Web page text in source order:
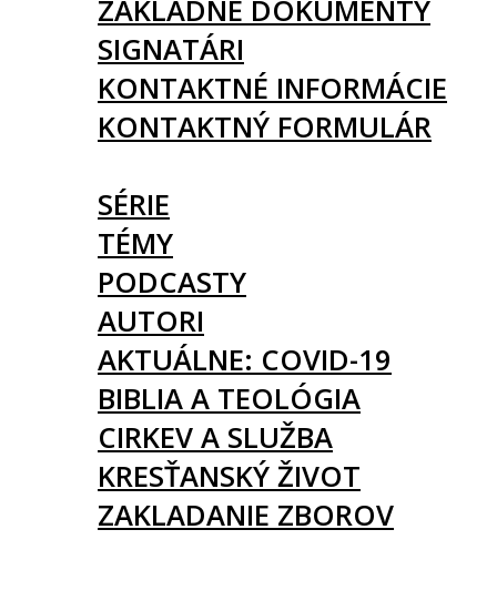
ZÁKLADNÉ DOKUMENTY
SIGNATÁRI
KONTAKTNÉ INFORMÁCIE
KONTAKTNÝ FORMULÁR
SÉRIE
TÉMY
PODCASTY
AUTORI
AKTUÁLNE: COVID-19
BIBLIA A TEOLÓGIA
CIRKEV A SLUŽBA
KRESŤANSKÝ ŽIVOT
ZAKLADANIE ZBOROV